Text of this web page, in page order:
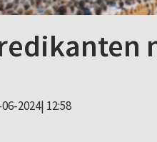
2024| 12:58